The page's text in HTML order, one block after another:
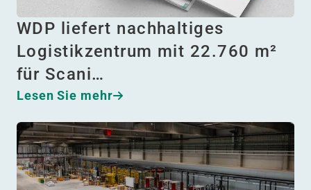
WDP liefert nachhaltiges
Logistikzentrum mit 22.760 m²
für Scani…
Lesen Sie mehr